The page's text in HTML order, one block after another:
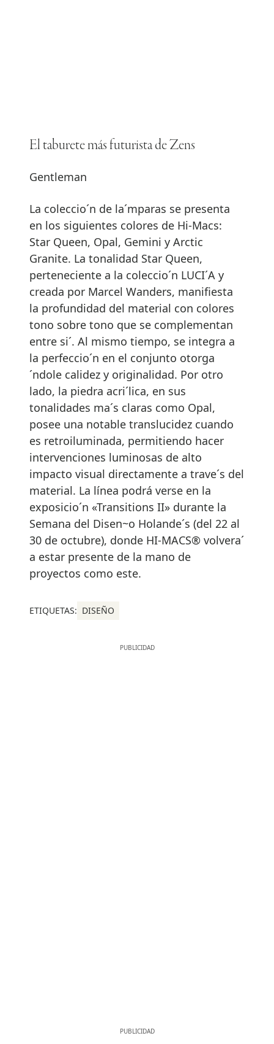
El taburete más futurista de Zens
Gentleman
La coleccio´n de la´mparas se presenta
en los siguientes colores de Hi-Macs:
Star Queen, Opal, Gemini y Arctic
Granite. La tonalidad Star Queen,
perteneciente a la coleccio´n LUCI´A y
creada por Marcel Wanders, manifiesta
la profundidad del material con colores
tono sobre tono que se complementan
entre si´. Al mismo tiempo, se integra a
la perfeccio´n en el conjunto otorga
´ndole calidez y originalidad. Por otro
lado, la piedra acri´lica, en sus
tonalidades ma´s claras como Opal,
posee una notable translucidez cuando
es retroiluminada, permitiendo hacer
intervenciones luminosas de alto
impacto visual directamente a trave´s del
material. La línea podrá verse en la
exposicio´n «Transitions II» durante la
Semana del Disen~o Holande´s (del 22 al
30 de octubre), donde HI-MACS® volvera´
a estar presente de la mano de
proyectos como este.
ETIQUETAS: DISEÑO